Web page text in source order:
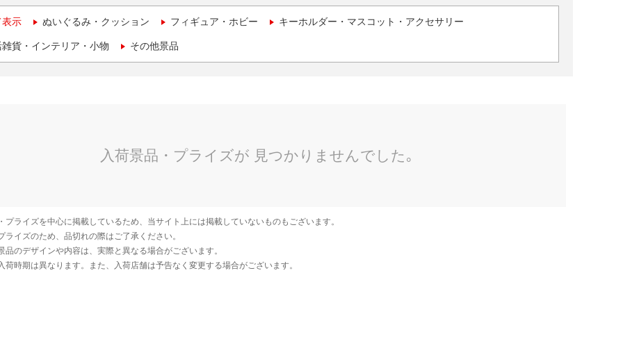
表示 ぬいぐるみ・クッション フィギュア・ホビー キーホルダー・マスコット・アクセサリー
貨・インテリア・小物 その他景品